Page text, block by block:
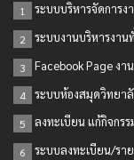
1 ระบบบริหารจัดการ
2 ระบบงานบริหารงาน
3 Facebook Page งา
4 ระบบห้องสมุดวิทยา
5 ลงทะเบียน แก้กิจกรร
6 ระบบลงทะเบียน/รา